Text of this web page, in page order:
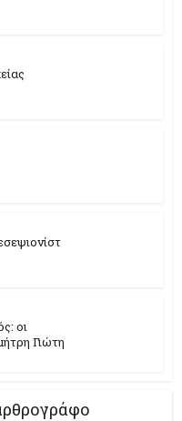
οι
Γιώτη